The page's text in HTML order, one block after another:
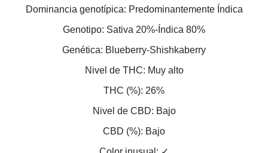
Dominancia genotípica: Predominantemente Índica
Genotipo: Sativa 20%-Índica 80%
Genética: Blueberry-Shishkaberry
Nivel de THC: Muy alto
THC (%): 26%
Nivel de CBD: Bajo
CBD (%): Bajo